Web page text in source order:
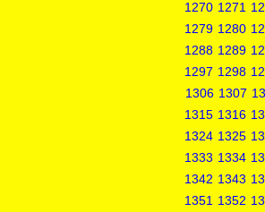
1270 1271
1279 1280
1288 1289
1297 1298
1306 1307
1315 1316
1324 1325
1333 1334
1342 1343
1351 1352